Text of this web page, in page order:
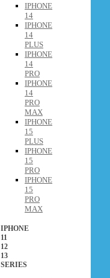
IPHONE
14
IPHONE
14
PLUS
IPHONE
14
PRO
IPHONE
14
PRO
MAX
IPHONE
15
PLUS
IPHONE
15
PRO
IPHONE
15
PRO
MAX
IPHONE
11
12
13
SERIES